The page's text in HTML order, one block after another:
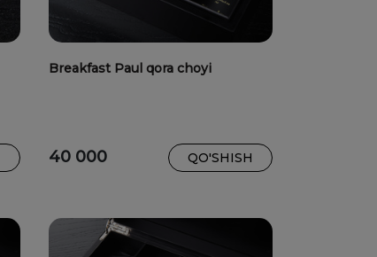
Breakfast Paul qora choyi
40 000 QO'SHISH